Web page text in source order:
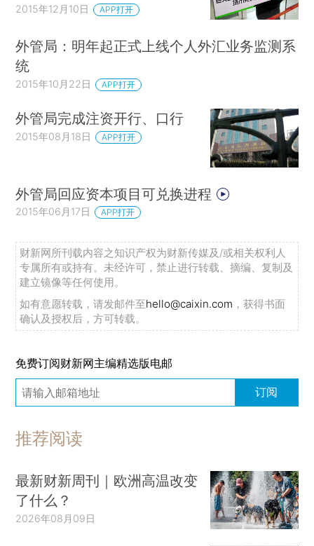
2015年12月10日 APP打开
外管局：明年起正式上线个人外汇业务监测系
统
2015年10月22日 APP打开
外管局完成注资开行、口行
2015年08月18日 APP打开
外管局回应资本项目可兑换进程
2015年06月17日 APP打开
财新网所刊载内容之知识产权为财新传媒及/或相关权利人
专属所有或持有。未经许可，禁止进行转载、摘编、复制及
建立镜像等任何使用。
如有意愿转载，请发邮件至hello@caixin.com ，获得书面
确认及授权后，方可转载。
免费订阅财新网主编精选版电邮
订阅
推荐阅读
最新财新周刊｜欧洲高温改变
了什么？
2026年08月09日